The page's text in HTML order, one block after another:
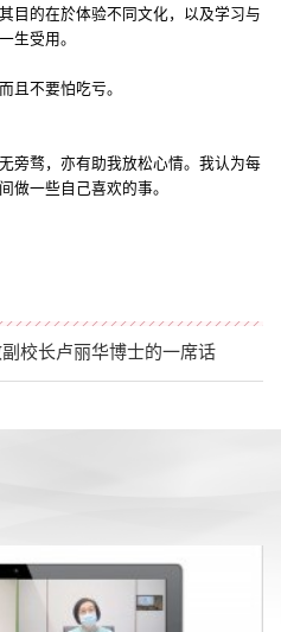
校长卢丽华博士的一席话
目的在於体验不同文化，以及学习与
生受用。
且不要怕吃亏。
旁骛，亦有助我放松心情。我认为每
做一些自己喜欢的事。